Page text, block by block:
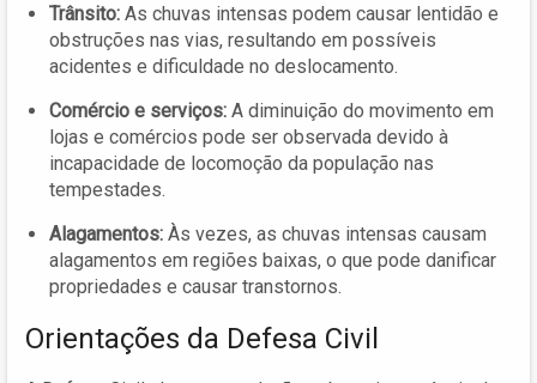
Trânsito: As chuvas intensas podem causar lentidão e
obstruções nas vias, resultando em possíveis
acidentes e dificuldade no deslocamento.
Comércio e serviços: A diminuição do movimento em
lojas e comércios pode ser observada devido à
incapacidade de locomoção da população nas
tempestades.
Alagamentos: Às vezes, as chuvas intensas causam
alagamentos em regiões baixas, o que pode danificar
propriedades e causar transtornos.
Orientações da Defesa Civil